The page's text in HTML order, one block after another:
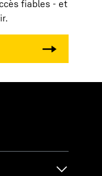
fiables - et